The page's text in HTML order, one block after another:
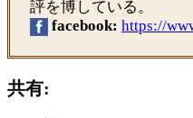
評を博している。
facebook: https://
共有: